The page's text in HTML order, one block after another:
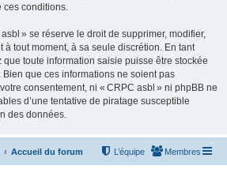
ces conditions.
» se réserve le droit de supprimer, modifier,
à tout moment, à sa seule discrétion. En tant
que toute information saisie puisse être stockée
que ces informations ne soient pas
consentement, ni « CRPC asbl » ni phpBB ne
d’une tentative de piratage susceptible
des données.
Accueil du forum Membres
L’équipe